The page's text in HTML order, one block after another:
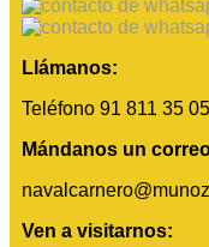
Llámanos:
Teléfono 91 811 35 05
Mándanos un
Ven a visitarnos: